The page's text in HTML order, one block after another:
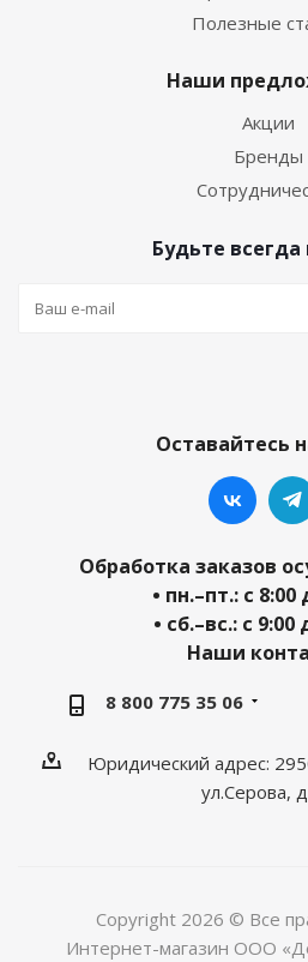
Полезные
Наши
Акции
Бренды
Будьте всегда
Оставайтесь
Обработка заказов
• пн.–пт.: с 8:00
• сб.–вс.: с 9:00
Наши
8 800 775 35 06
Юридический адрес:
ул.Серова,
Copyright 2026 © Все
Интернет-магазин ООО